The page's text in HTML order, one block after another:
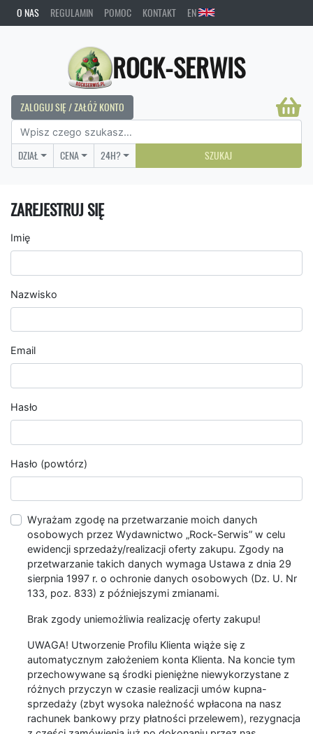
O NAS REGULAMIN POMOC KONTAKT EN
ROCK-SERWIS
ZALOGUJ SIĘ / ZAŁÓŻ KONTO
DZIAŁ CENA 24H? SZUKAJ
ZAREJESTRUJ SIĘ
Imię
Nazwisko
Email
Hasło
Hasło (powtórz)
Wyrażam zgodę na przetwarzanie moich danych
osobowych przez Wydawnictwo „Rock-Serwis” w celu
ewidencji sprzedaży/realizacji oferty zakupu. Zgody na
przetwarzanie takich danych wymaga Ustawa z dnia 29
sierpnia 1997 r. o ochronie danych osobowych (Dz. U. Nr
133, poz. 833) z późniejszymi zmianami.
Brak zgody uniemożliwia realizację oferty zakupu!
UWAGA! Utworzenie Profilu Klienta wiąże się z
automatycznym założeniem konta Klienta. Na koncie tym
przechowywane są środki pieniężne niewykorzystane z
różnych przyczyn w czasie realizacji umów kupna-
sprzedaży (zbyt wysoka należność wpłacona na nasz
rachunek bankowy przy płatności przelewem), rezygnacja